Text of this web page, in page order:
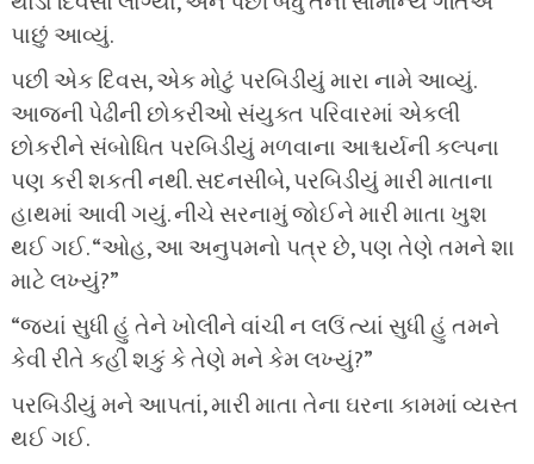
પાછું આવ્યું.
પછી એક દિવસ, એક મોટું પરબિડીયું મારા નામે આવ્યું.
આજની પેઢીની છોકરીઓ સંયુક્ત પરિવારમાં એકલી
છોકરીને સંબોધિત પરબિડીયું મળવાના આશ્ચર્યની કલ્પના
પણ કરી શકતી નથી. સદનસીબે, પરબિડીયું મારી માતાના
હાથમાં આવી ગયું. નીચે સરનામું જોઈને મારી માતા ખુશ
થઈ ગઈ. “ઓહ, આ અનુપમનો પત્ર છે, પણ તેણે તમને શા
માટે લખ્યું?”
“જ્યાં સુધી હું તેને ખોલીને વાંચી ન લઉં ત્યાં સુધી હું તમને
કેવી રીતે કહી શકું કે તેણે મને કેમ લખ્યું?”
પરબિડીયું મને આપતાં, મારી માતા તેના ઘરના કામમાં વ્યસ્ત
થઈ ગઈ.